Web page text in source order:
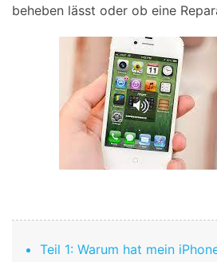
beheben lässt oder ob eine
Teil 1: Warum hat mein